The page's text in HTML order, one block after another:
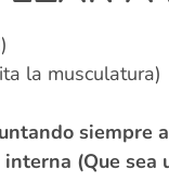
la musculatura)
siempre
(Que sea